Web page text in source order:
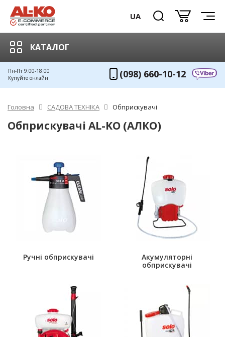
UA
КАТАЛОГ
Пн-Пт 9:00-18:00
Купуйте онлайн
(098) 660-10-12
Головна САДОВА ТЕХНІКА Обприскувачі
Обприскувачі AL-KO (АЛКО)
Ручні обприскувачі
Акумуляторні
обприскувачі